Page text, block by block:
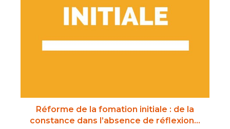
Réforme de la fomation initiale : de la
constance dans l’absence de réflexion…